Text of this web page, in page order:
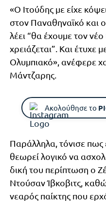
«Ο Ιτούδης με είχε
στον Παναθηναϊκό και
λέει “θα έχουμε τον
χρειάζεται”. Και έτυχε
Ολυμπιακό», ανέφερε
Μάντζαρης.
Ακολούθησε το
Παράλληλα, τόνισε πως
θεωρεί λογικό να
δική του περίπτωση ο
Ντούσαν Ίβκοβιτς,
νεαρός παίκτης που